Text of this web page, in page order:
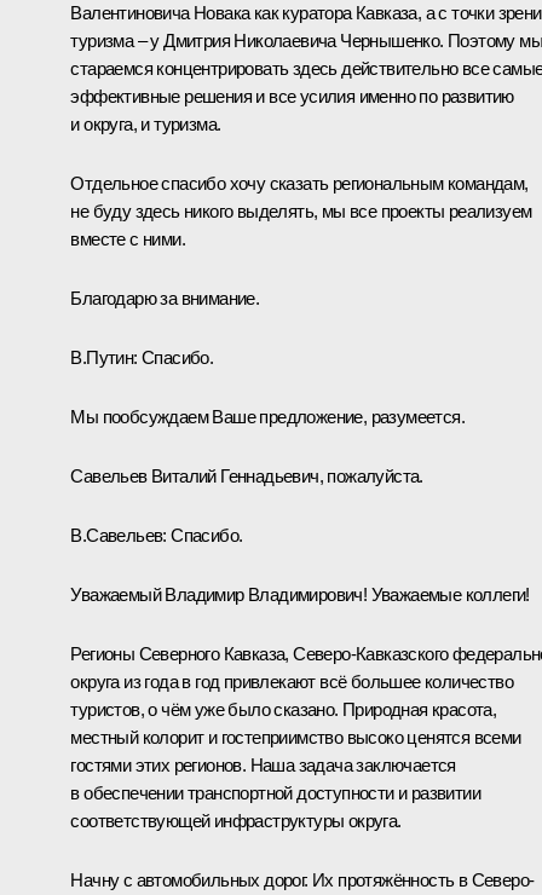
Валентиновича Новака как куратора Кавказа, а с точки
туризма – у Дмитрия Николаевича Чернышенко. Поэтому мы
стараемся концентрировать здесь действительно все
эффективные решения и все усилия именно по развитию
и округа, и туризма.
Отдельное спасибо хочу сказать региональным командам,
не буду здесь никого выделять, мы все проекты реализуем
вместе с ними.
Благодарю за внимание.
В.Путин: Спасибо.
Мы пообсуждаем Ваше предложение, разумеется.
Савельев Виталий Геннадьевич, пожалуйста.
В.Савельев: Спасибо.
Уважаемый Владимир Владимирович! Уважаемые коллеги!
Регионы Северного Кавказа, Северо-Кавказского
округа из года в год привлекают всё большее количество
туристов, о чём уже было сказано. Природная красота,
местный колорит и гостеприимство высоко ценятся всеми
гостями этих регионов. Наша задача заключается
в обеспечении транспортной доступности и развитии
соответствующей инфраструктуры округа.
Начну с автомобильных дорог. Их протяжённость в Северо-